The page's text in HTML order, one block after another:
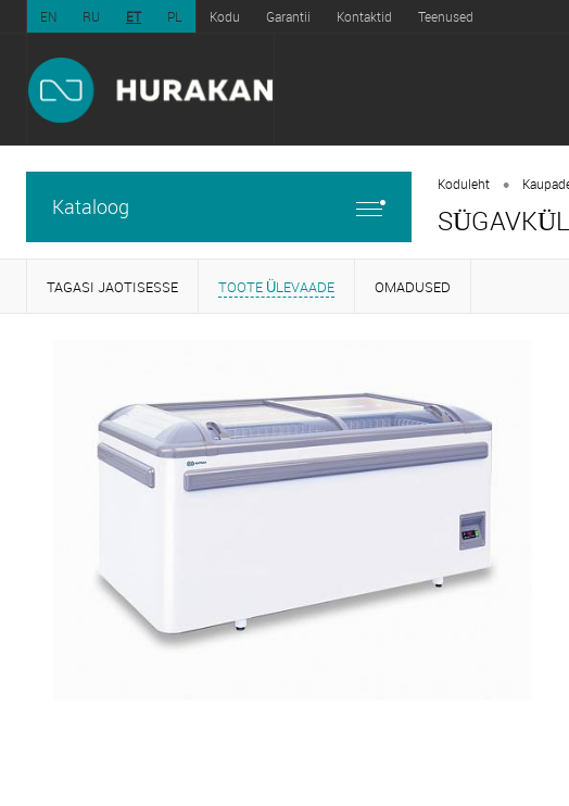
EN RU ET PL Kodu Garantii Kontaktid Teenused
Kataloog
Koduleht •
TAGASI JAOTISESSE TOOTE ÜLEVAADE OMADUSED